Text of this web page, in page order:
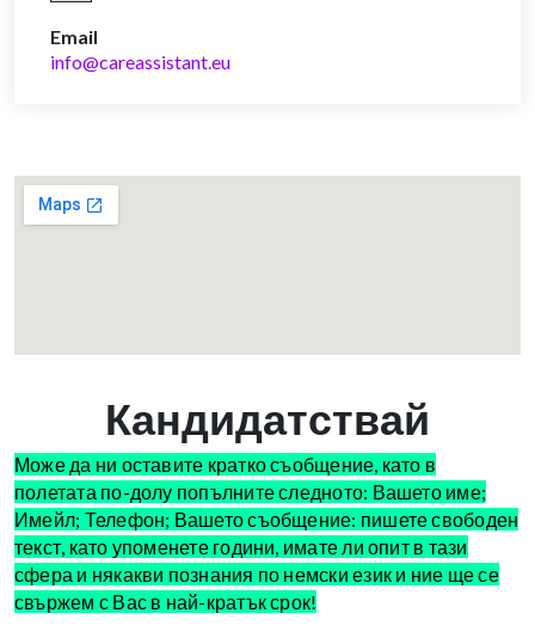
Email
info@careassistant.eu
Кандидатствай
Може да ни оставите кратко съобщение, като в
полетата по-долу попълните следното: Вашето име;
Имейл; Телефон; Вашето съобщение: пишете свободен
текст, като упоменете години, имате ли опит в тази
сфера и някакви познания по немски език и ние ще се
свържем с Вас в най-кратък срок!